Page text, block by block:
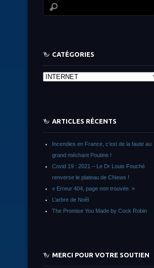
CATÉGORIES
Catégories
ARTICLES RÉCENTS
Incendies en France, c’est de la faute au
grand méchant Poutine !
Covid 19 : 2021 – Le Dr Louis Fouché
renverse le plateau de CNews !
« Erreur 404, page non trouvée. »
L’arbre de Noêl
The Promise You Made by Cock Robin
MERCI POUR VOTRE SOUTIEN